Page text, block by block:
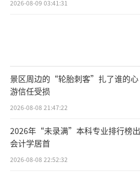
2026-08-09 03:41:31
景区周边的“轮胎刺客”扎了谁的心
游信任受损
2026-08-08 21:47:22
2026年“未录满”本科专业排行榜
会计学居首
2026-08-08 22:52:32